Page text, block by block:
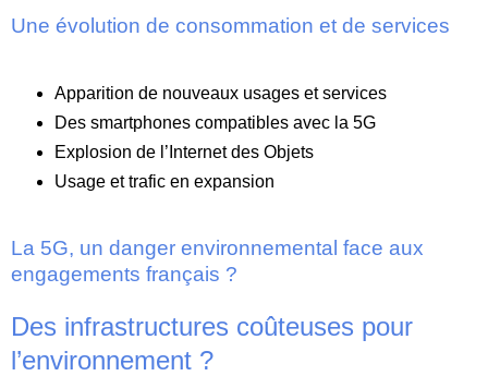
Une évolution de consommation et de services
Apparition de nouveaux usages et services
Des smartphones compatibles avec la 5G
Explosion de l’Internet des Objets
Usage et trafic en expansion
La 5G, un danger environnemental face aux
engagements français ?
Des infrastructures coûteuses pour
l’environnement ?